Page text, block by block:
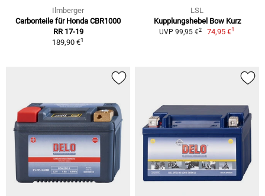
Ilmberger
Carbonteile für Honda CBR1000
RR 17-19
189,90 €1
LSL
Kupplungshebel Bow Kurz
UVP 99,95 €2 74,95 €1